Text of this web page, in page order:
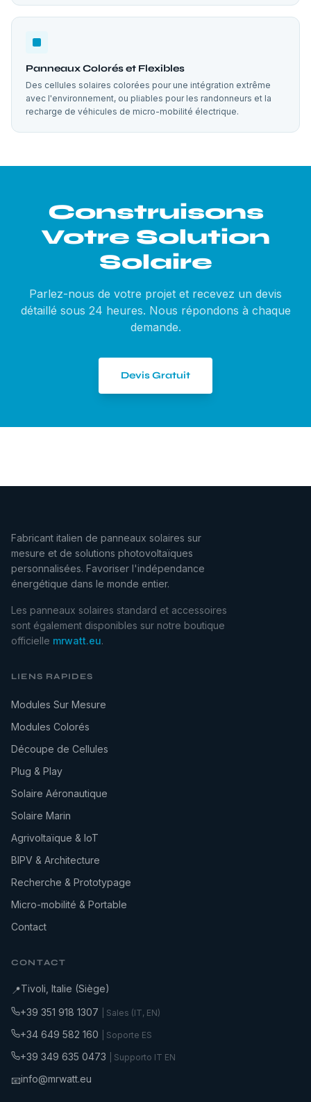
Panneaux Colorés et Flexibles
Des cellules solaires colorées pour une intégration extrême
avec l'environnement, ou pliables pour les randonneurs et la
recharge de véhicules de micro-mobilité électrique.
Construisons
Votre Solution
Solaire
Parlez-nous de votre projet et recevez un devis
détaillé sous 24 heures. Nous répondons à chaque
demande.
Devis Gratuit
Fabricant italien de panneaux solaires sur
mesure et de solutions photovoltaïques
personnalisées. Favoriser l'indépendance
énergétique dans le monde entier.
Les panneaux solaires standard et accessoires
sont également disponibles sur notre boutique
officielle mrwatt.eu.
LIENS RAPIDES
Modules Sur Mesure
Modules Colorés
Découpe de Cellules
Plug & Play
Solaire Aéronautique
Solaire Marin
Agrivoltaïque & IoT
BIPV & Architecture
Recherche & Prototypage
Micro-mobilité & Portable
Contact
CONTACT
📍Tivoli, Italie (Siège)
+39 351 918 1307
| Sales (IT, EN)
+34 649 582 160 | Soporte ES
+39 349 635 0473 | Supporto IT EN
📧info@mrwatt.eu